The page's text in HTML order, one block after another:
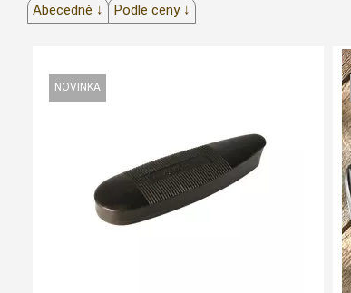
Abecedně ↓ Podle ceny ↓